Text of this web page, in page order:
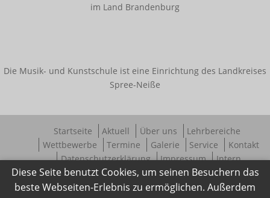
im Land Brandenburg
Die Musik- und Kunstschule ist eine Einrichtung des Landkreises
Spree-Neiße
Startseite Aktuell Über uns
Lehrbereiche
Wettbewerbe
Termine Galerie Service
Kontakt
Datenschutzerklärung
Impressum Intern
Diese Seite benutzt Cookies, um seinen Besuchern das
beste Webseiten-Erlebnis zu ermöglichen. Außerdem